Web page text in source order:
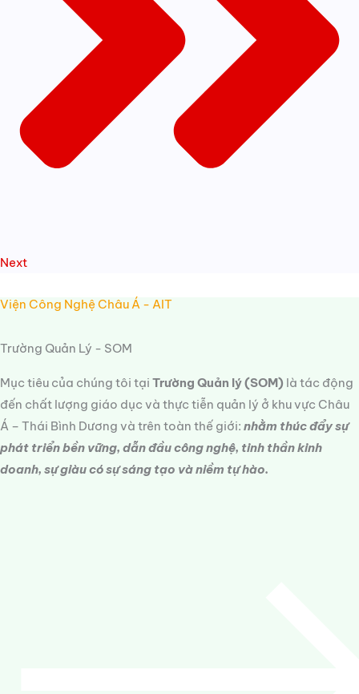
Next
Viện Công Nghệ Châu Á - AIT
Trường Quản Lý - SOM
Mục tiêu của chúng tôi tại Trường Quản lý (SOM) là tác động
đến chất lượng giáo dục và thực tiễn quản lý ở khu vực Châu
Á – Thái Bình Dương và trên toàn thế giới: nhằm thúc đẩy sự
phát triển bền vững, dẫn đầu công nghệ, tinh thần kinh
doanh, sự giàu có sự sáng tạo và niềm tự hào.